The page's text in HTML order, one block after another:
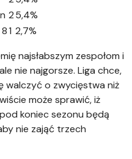
25,4%
1 2,7%
najsłabszym zespołom i
nie najgorsze. Liga chce,
walczyć o zwycięstwa niż
może sprawić, iż
koniec sezonu będą
nie zająć trzech